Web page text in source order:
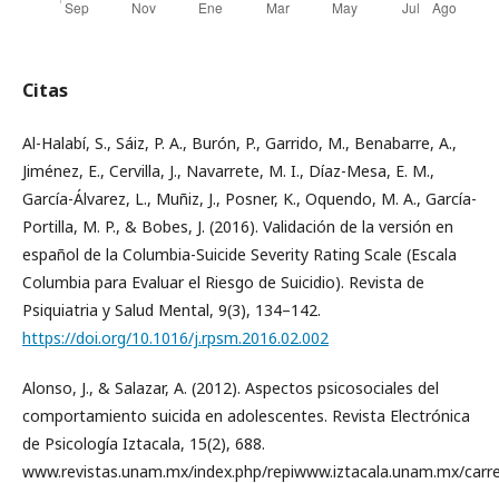
Citas
Al-Halabí, S., Sáiz, P. A., Burón, P., Garrido, M., Benabarre, A.,
Jiménez, E., Cervilla, J., Navarrete, M. I., Díaz-Mesa, E. M.,
García-Álvarez, L., Muñiz, J., Posner, K., Oquendo, M. A., García-
Portilla, M. P., & Bobes, J. (2016). Validación de la versión en
español de la Columbia-Suicide Severity Rating Scale (Escala
Columbia para Evaluar el Riesgo de Suicidio). Revista de
Psiquiatria y Salud Mental, 9(3), 134–142.
https://doi.org/10.1016/j.rpsm.2016.02.002
Alonso, J., & Salazar, A. (2012). Aspectos psicosociales del
comportamiento suicida en adolescentes. Revista Electrónica
de Psicología Iztacala, 15(2), 688.
www.revistas.unam.mx/index.php/repiwww.iztacala.unam.mx/